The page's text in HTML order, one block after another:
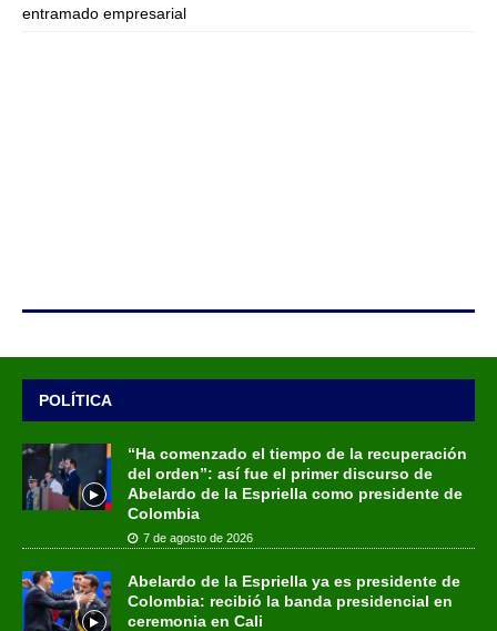
entramado empresarial
POLÍTICA
“Ha comenzado el tiempo de la recuperación
del orden”: así fue el primer discurso de
Abelardo de la Espriella como presidente de
Colombia
7 de agosto de 2026
Abelardo de la Espriella ya es presidente de
Colombia: recibió la banda presidencial en
ceremonia en Cali